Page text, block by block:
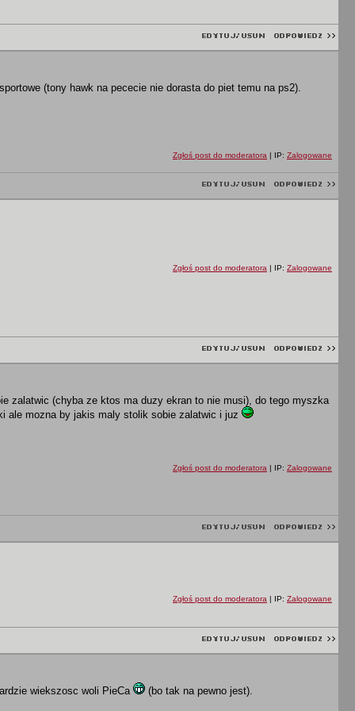
(tony hawk na pececie nie dorasta do piet temu na ps2).
Zgłoś post do moderatora | IP: Zalogowane
Zgłoś post do moderatora | IP: Zalogowane
zalatwic (chyba ze ktos ma duzy ekran to nie musi), do tego myszka
ale mozna by jakis maly stolik sobie zalatwic i juz
Zgłoś post do moderatora | IP: Zalogowane
Zgłoś post do moderatora | IP: Zalogowane
wiekszosc woli PieCa (bo tak na pewno jest).